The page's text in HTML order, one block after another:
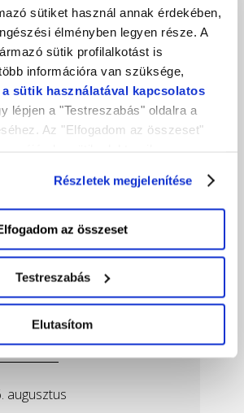
sütiket használ annak érdekében,
élményben legyen része. A
sütik profilalkotást is
információra van szüksége,
a sütik használatával kapcsolatos
lépjen a "Testreszabás" oldalra a
Az "Elfogadom az összeset"
sütik tárolását fogadja el.
Részletek megjelenítése
az összeset
Testreszabás
Elutasítom
augusztus